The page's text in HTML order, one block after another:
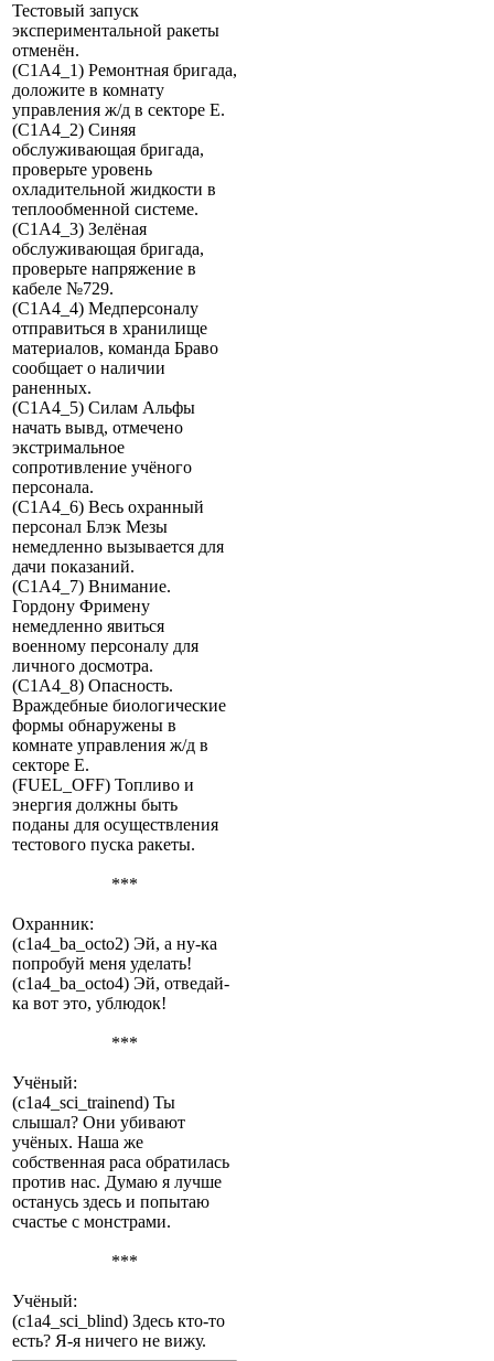
Тестовый запуск
экспериментальной ракеты
отменён.
(C1A4_1) Ремонтная бригада,
доложите в комнату
управления ж/д в секторе E.
(C1A4_2) Синяя
обслуживающая бригада,
проверьте уровень
охладительной жидкости в
теплообменной системе.
(C1A4_3) Зелёная
обслуживающая бригада,
проверьте напряжение в
кабеле №729.
(C1A4_4) Медперсоналу
отправиться в хранилище
материалов, команда Браво
сообщает о наличии
раненных.
(C1A4_5) Силам Альфы
начать вывд, отмечено
экстримальное
сопротивление учёного
персонала.
(C1A4_6) Весь охранный
персонал Блэк Мезы
немедленно вызывается для
дачи показаний.
(C1A4_7) Внимание.
Гордону Фримену
немедленно явиться
военному персоналу для
личного досмотра.
(C1A4_8) Опасность.
Враждебные биологические
формы обнаружены в
комнате управления ж/д в
секторе E.
(FUEL_OFF) Топливо и
энергия должны быть
поданы для осуществления
тестового пуска ракеты.
***
Охранник:
(c1a4_ba_octo2) Эй, а ну-ка
попробуй меня уделать!
(c1a4_ba_octo4) Эй, отведай-
ка вот это, ублюдок!
***
Учёный:
(c1a4_sci_trainend) Ты
слышал? Они убивают
учёных. Наша же
собственная раса обратилась
против нас. Думаю я лучше
останусь здесь и попытаю
счастье с монстрами.
***
Учёный:
(c1a4_sci_blind) Здесь кто-то
есть? Я-я ничего не вижу.